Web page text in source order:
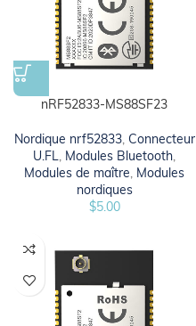
nRF52833-MS88SF23
Nordique nrf52833, Connecteur
U.FL, Modules Bluetooth,
Modules de maître, Modules
nordiques
$5.00